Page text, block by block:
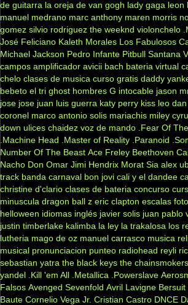
de guitarra la oreja de van gogh lady gaga leon
manuel medrano marc anthony maren morris
gomez silvio rodriguez the weeknd violonchelo
José Feliciano Kaleth Morales Los Fabulosos
Michael Jackson Pedro Infante Pitbull Santana
campos amplificador avicii bach bateria virtual
chelo clases de musica curso gratis daddy
bebeto el tri ghost hombres G intocable jason
jose jose juan luis guerra katy perry kiss leo dan
coronel marco antonio solis mariachis miley
down ulices chaidez voz de mando .Fear Of
.Machine Head
.Master of Reality .Paranoid
Number Of The Beast Ace Freley Beethoven
Nacho Don Omar Jimi Hendrix Morat Sia alex
track banda carnaval bon jovi cali y el dandee
christine d'clario clases de bateria concurso
minuscula dragon ball z eric clapton escalas
helloween idiomas inglés javier solis juan pablo
justin timberlake kalimba la ley la trakalosa los
lutheria mago de oz manuel carrasco musica
musical pronunciacion punteo radiohead reyli
sebastian yatra the black keys the chainsmokers
yandel .Kill 'em All .Metallica .Powerslave
Falsos Avenged Sevenfold Avril Lavigne Bersuit
Baute Cornelio Vega Jr. Cristian Castro DNCE